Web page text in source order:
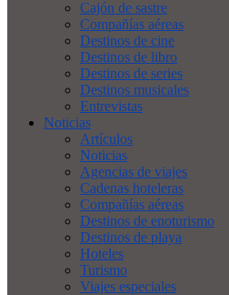
Cajón de sastre
Compañías aéreas
Destinos de cine
Destinos de libro
Destinos de series
Destinos musicales
Entrevistas
Noticias
Artículos
Noticias
Agencias de viajes
Cadenas hoteleras
Compañías aéreas
Destinos de enoturismo
Destinos de playa
Hoteles
Turismo
Viajes especiales